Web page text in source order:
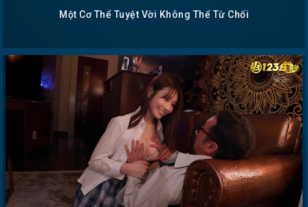
Một Cơ Thể Tuyệt Vời Không Thể Từ Chối